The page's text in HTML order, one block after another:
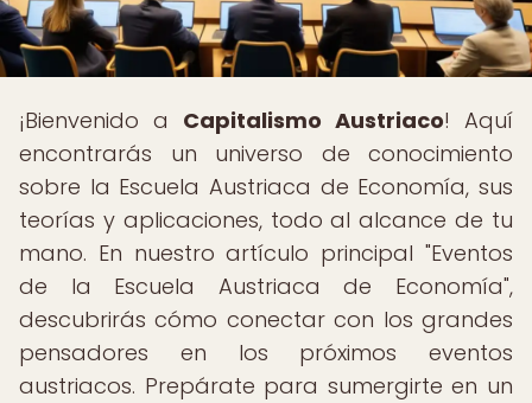
¡Bienvenido a Capitalismo Austriaco! Aquí
encontrarás un universo de conocimiento
sobre la Escuela Austriaca de Economía, sus
teorías y aplicaciones, todo al alcance de tu
mano. En nuestro artículo principal "Eventos
de la Escuela Austriaca de Economía",
descubrirás cómo conectar con los grandes
pensadores en los próximos eventos
austriacos. Prepárate para sumergirte en un